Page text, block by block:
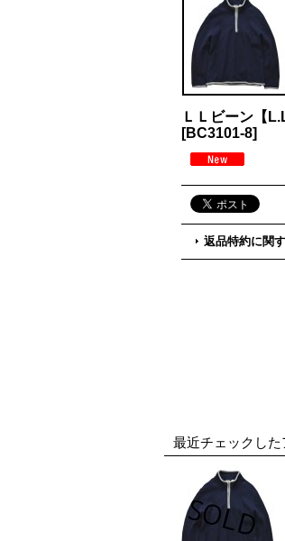
ＬＬビーン【
[BC3101-8]
返品特約に関
最近チェックした